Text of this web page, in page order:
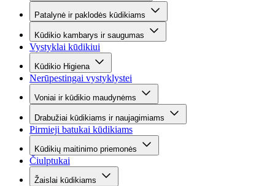
Patalynė ir paklodės kūdikiams
Kūdikio kambarys ir saugumas
Vystyklai kūdikiui
Kūdikio Higiena
Nerūpestingai vystyklystei
Voniai ir kūdikio maudynėms
Drabužiai kūdikiams ir naujagimiams
Pirmieji batukai kūdikiams
Kūdikių maitinimo priemonės
Čiulptukai
Žaislai kūdikiams